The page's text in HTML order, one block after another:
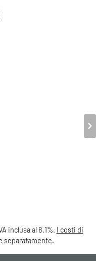
inclusa al 8.1%. I costi di
separatamente.